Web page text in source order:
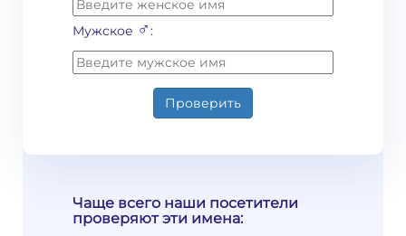
Мужское ♂:
Проверить
Чаще всего наши посетители
проверяют эти имена: